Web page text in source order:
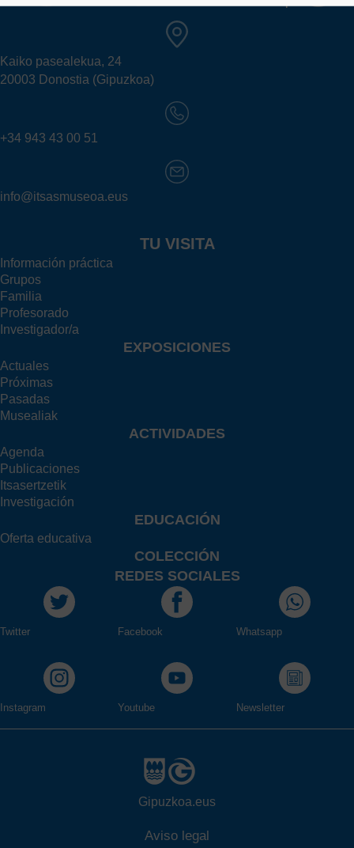
Kaiko pasealekua, 24
20003 Donostia (Gipuzkoa)
+34 943 43 00 51
info@itsasmuseoa.eus
TU VISITA
Información práctica
Grupos
Familia
Profesorado
Investigador/a
EXPOSICIONES
Actuales
Próximas
Pasadas
Musealiak
ACTIVIDADES
Agenda
Publicaciones
Itsasertzetik
Investigación
EDUCACIÓN
Oferta educativa
COLECCIÓN
REDES SOCIALES
Twitter Facebook Whatsapp
Instagram Youtube Newsletter
Gipuzkoa.eus
Aviso legal